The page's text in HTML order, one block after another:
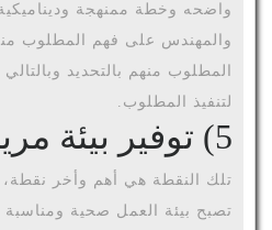
واضحه وخطة ممنهجة
والمهندس على فهم المطلوب
المطلوب منهم بالتحديد
لتنفيذ المطلوب.
5) توفير بيئة
تلك النقطة هي أهم وأخر
تصبح بيئة العمل صحية